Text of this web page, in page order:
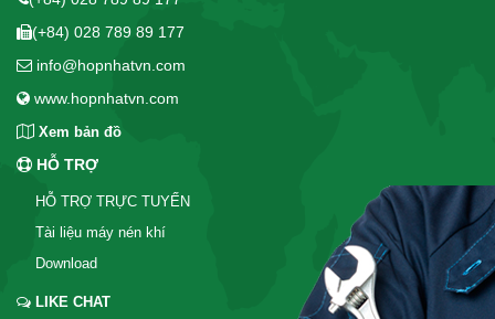
(+84) 028 789 89 177
info@hopnhatvn.com
www.hopnhatvn.com
Xem bản đồ
HỖ TRỢ
HỖ TRỢ TRỰC TUYẾN
Tài liệu máy nén khí
Download
LIKE CHAT